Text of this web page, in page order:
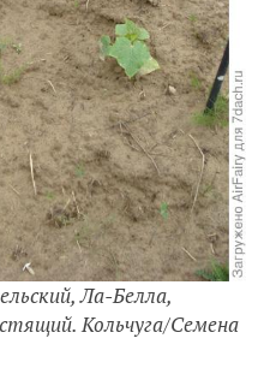
Ла-Белла,
Кольчуга/Семена